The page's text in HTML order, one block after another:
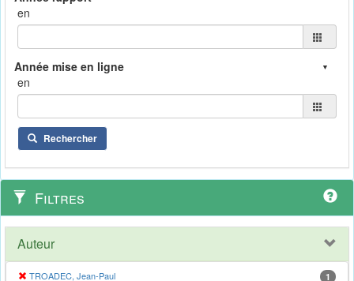
en
en
Rechercher
Filtres
Auteur
TROADEC, Jean-Paul 1